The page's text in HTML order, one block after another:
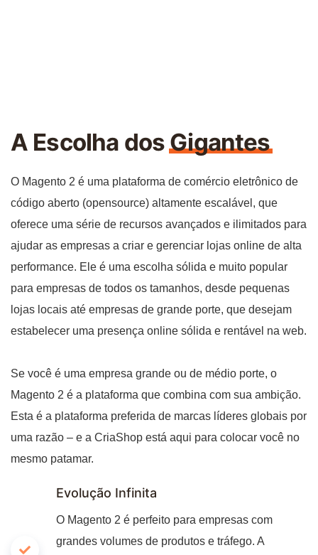
A Escolha dosGigantes
O Magento 2 é uma plataforma de comércio eletrônico de
código aberto (opensource) altamente escalável, que
oferece uma série de recursos avançados e ilimitados para
ajudar as empresas a criar e gerenciar lojas online de alta
performance. Ele é uma escolha sólida e muito popular
para empresas de todos os tamanhos, desde pequenas
lojas locais até empresas de grande porte, que desejam
estabelecer uma presença online sólida e rentável na web.
Se você é uma empresa grande ou de médio porte, o
Magento 2 é a plataforma que combina com sua ambição.
Esta é a plataforma preferida de marcas líderes globais por
uma razão – e a CriaShop está aqui para colocar você no
mesmo patamar.
Evolução Infinita
O Magento 2 é perfeito para empresas com
grandes volumes de produtos e tráfego. A